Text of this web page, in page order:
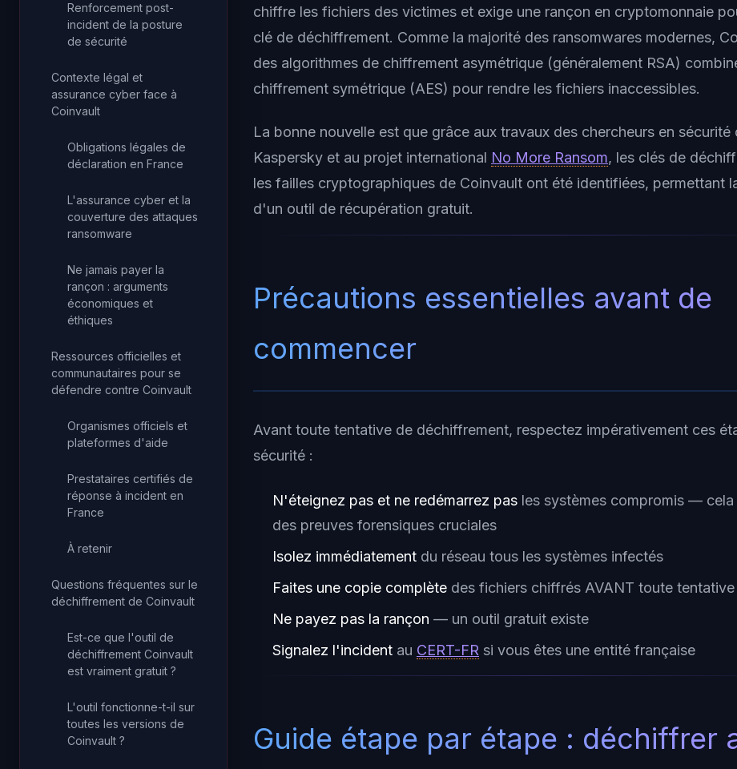
Renforcement post-
incident de la posture
de sécurité
Contexte légal et
assurance cyber face à
Coinvault
Obligations légales de
déclaration en France
L'assurance cyber et la
couverture des attaques
ransomware
Ne jamais payer la
rançon : arguments
économiques et
éthiques
Ressources officielles et
communautaires pour se
défendre contre Coinvault
Organismes officiels et
plateformes d'aide
Prestataires certifiés de
réponse à incident en
France
À retenir
Questions fréquentes sur le
déchiffrement de Coinvault
Est-ce que l'outil de
déchiffrement Coinvault
est vraiment gratuit ?
L'outil fonctionne-t-il sur
toutes les versions de
Coinvault ?
chiffre les fichiers des victimes et exige une rançon en cryptomonnaie
clé de déchiffrement. Comme la majorité des ransomwares modernes,
des algorithmes de chiffrement asymétrique (généralement RSA)
chiffrement symétrique (AES) pour rendre les fichiers inaccessibles.
La bonne nouvelle est que grâce aux travaux des chercheurs en sécurité
Kaspersky et au projet international No More Ransom, les clés de
les failles cryptographiques de Coinvault ont été identifiées, permettant
d'un outil de récupération gratuit.
Précautions essentielles avant de
commencer
Avant toute tentative de déchiffrement, respectez impérativement ces
sécurité :
N'éteignez pas et ne redémarrez pas les systèmes compromis —
des preuves forensiques cruciales
Isolez immédiatement du réseau tous les systèmes infectés
Faites une copie complète des fichiers chiffrés AVANT toute tentative
Ne payez pas la rançon — un outil gratuit existe
Signalez l'incident au CERT-FR si vous êtes une entité française
Guide étape par étape : déchiffrer